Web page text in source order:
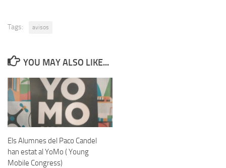
Tags: avisos
YOU MAY ALSO LIKE...
Els Alumnes del Paco Candel
han estat al YoMo ( Young
Mobile Congress)